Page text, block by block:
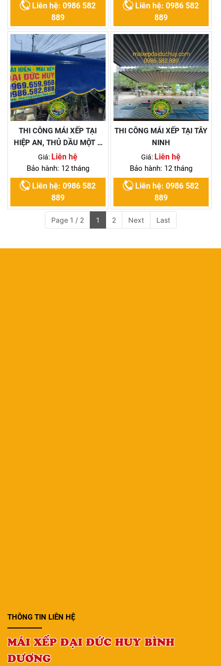
Liên hệ: 0986 582
889
Liên hệ: 0986 582
889
THI CÔNG MÁI XẾP TẠI
HIỆP AN, THỦ DẦU MỘT –
BỀN ĐẸP, GIÁ HỢP LÝ
Giá: Liên hệ
Bảo hành: 12 tháng
Liên hệ: 0986 582
889
THI CÔNG MÁI XẾP TẠI TÂY
NINH
Giá: Liên hệ
Bảo hành: 12 tháng
Liên hệ: 0986 582
889
Page 1 / 2 1 2 Next Last
THÔNG TIN LIÊN HỆ
MÁI XẾP ĐẠI ĐỨC HUY BÌNH
DƯƠNG